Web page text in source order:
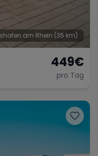
am Rhein (35 km)
449€
pro Tag